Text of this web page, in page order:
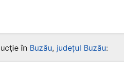
în Buzău, județul Buzău: